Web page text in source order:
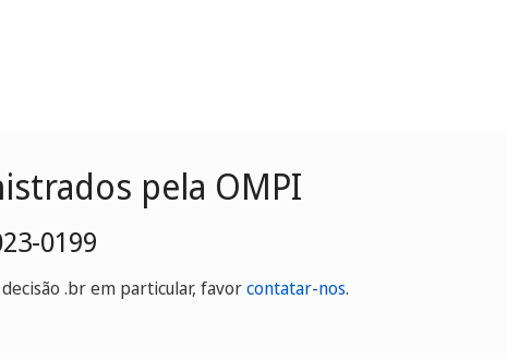
pela OMPI
0199
.br em particular, favorcontatar-nos.